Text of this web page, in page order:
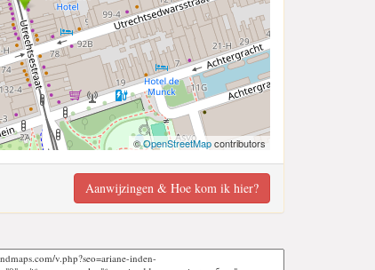
©OpenStreetMapcontributors
Aanwijzingen & Hoe kom ik hier?